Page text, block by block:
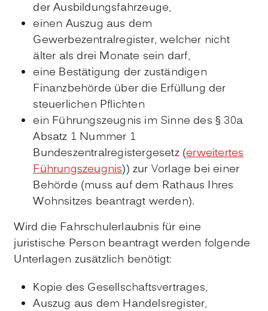
der Ausbildungsfahrzeuge,
einen Auszug aus dem
Gewerbezentralregister, welcher nicht
älter als drei Monate sein darf,
eine Bestätigung der zuständigen
Finanzbehörde über die Erfüllung der
steuerlichen Pflichten
ein Führungszeugnis im Sinne des § 30a
Absatz 1 Nummer 1
Bundeszentralregistergesetz (erweitertes
Führungszeugnis)) zur Vorlage bei einer
Behörde (muss auf dem Rathaus Ihres
Wohnsitzes beantragt werden).
Wird die Fahrschulerlaubnis für eine
juristische Person beantragt werden folgende
Unterlagen zusätzlich benötigt:
Kopie des Gesellschaftsvertrages,
Auszug aus dem Handelsregister,